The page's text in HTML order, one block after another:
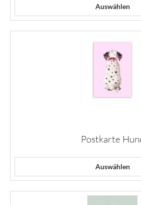
Auswählen
Postkarte
Auswählen